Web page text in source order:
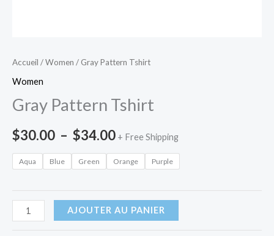
Accueil /Women / Gray Pattern Tshirt
Women
Gray Pattern Tshirt
$30.00 – $34.00 + Free Shipping
Aqua Blue Green Orange Purple
AJOUTER AU PANIER